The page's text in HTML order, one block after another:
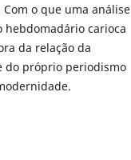
o que uma análise
carioca
da relação da
do próprio periodismo